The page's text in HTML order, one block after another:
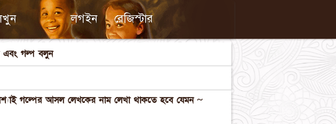
লগইন রেজিস্টার
এবং গল্প বলুন
গল্পের আসল লেখকের নাম লেখা থাকতে হবে যেমন ~